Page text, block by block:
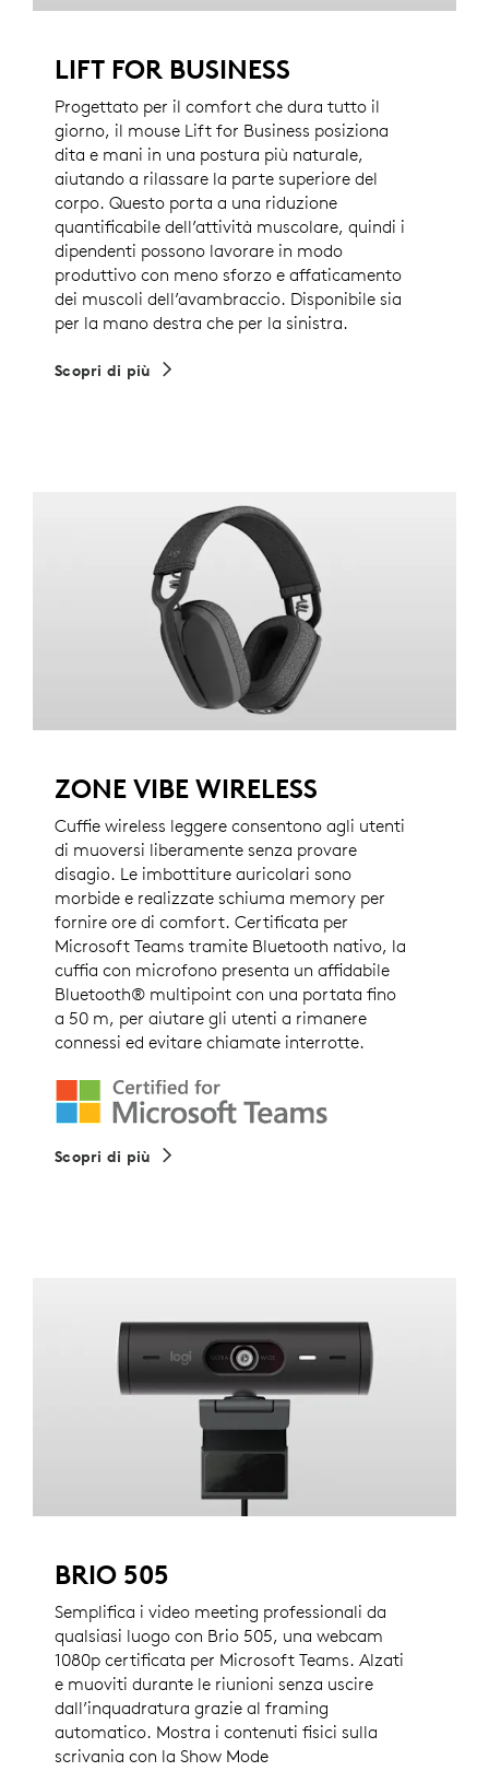
LIFT FOR BUSINESS
Progettato per il comfort che dura tutto il
giorno, il mouse Lift for Business posiziona
dita e mani in una postura più naturale,
aiutando a rilassare la parte superiore del
corpo. Questo porta a una riduzione
quantificabile dell’attività muscolare, quindi i
dipendenti possono lavorare in modo
produttivo con meno sforzo e affaticamento
dei muscoli dell’avambraccio. Disponibile sia
per la mano destra che per la sinistra.
Scopri di più
ZONE VIBE WIRELESS
Cuffie wireless leggere consentono agli utenti
di muoversi liberamente senza provare
disagio. Le imbottiture auricolari sono
morbide e realizzate schiuma memory per
fornire ore di comfort. Certificata per
Microsoft Teams tramite Bluetooth nativo, la
cuffia con microfono presenta un affidabile
Bluetooth® multipoint con una portata fino
a 50 m, per aiutare gli utenti a rimanere
connessi ed evitare chiamate interrotte.
Scopri di più
BRIO 505
Semplifica i video meeting professionali da
qualsiasi luogo con Brio 505, una webcam
1080p certificata per Microsoft Teams. Alzati
e muoviti durante le riunioni senza uscire
dall’inquadratura grazie al framing
automatico. Mostra i contenuti fisici sulla
scrivania con la Show Mode